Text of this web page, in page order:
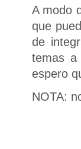
A modo
que
de
temas a
espero
NOTA: